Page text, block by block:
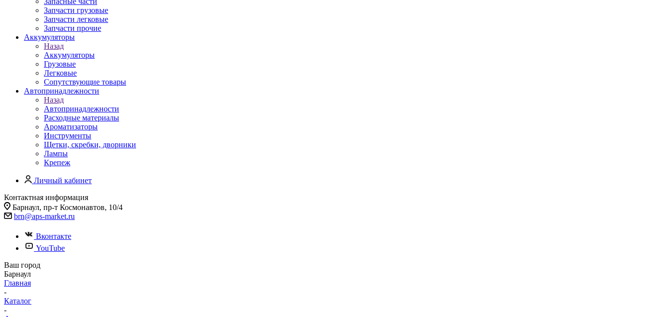
Запчасти грузовые
Запчасти легковые
Запчасти прочие
Аккумуляторы
Назад
Аккумуляторы
Грузовые
Легковые
Сопутствующие товары
Автопринадлежности
Назад
Автопринадлежности
Расходные материалы
Ароматизаторы
Инструменты
Щетки, скребки, дворники
Лампы
Крепеж
Личный кабинет
Контактная информация
Барнаул, пр-т Космонавтов, 10/4
brn@aps-market.ru
Вконтакте
YouTube
Ваш город
Барнаул
Главная
-
Каталог
-